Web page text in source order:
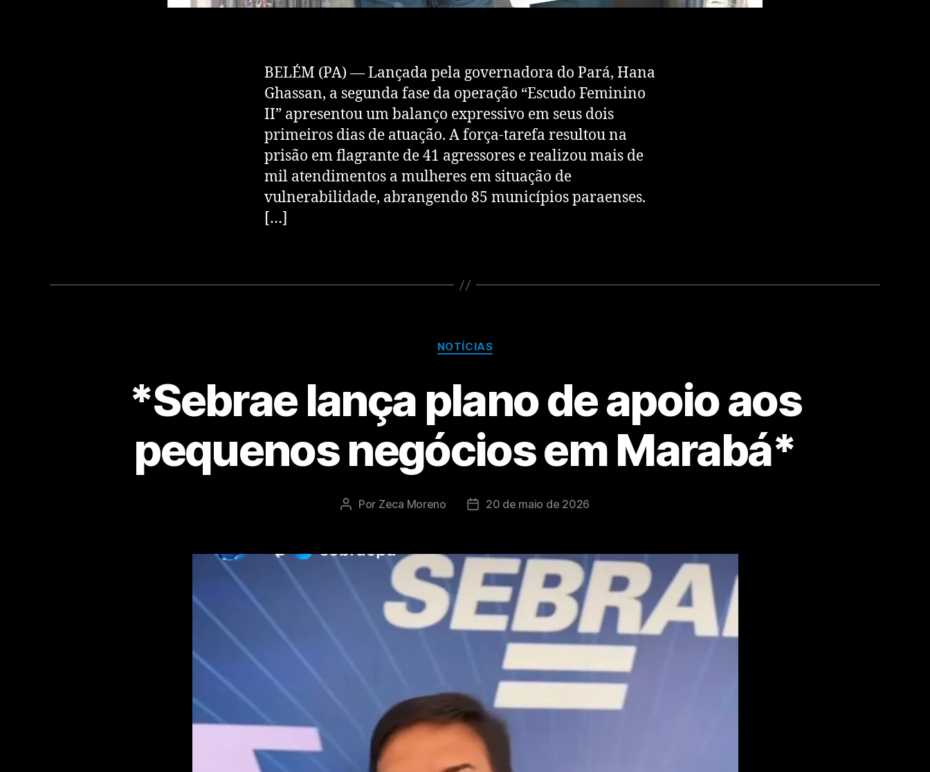
​BELÉM (PA) — Lançada pela governadora do Pará, Hana
Ghassan, a segunda fase da operação “Escudo Feminino
II” apresentou um balanço expressivo em seus dois
primeiros dias de atuação. A força-tarefa resultou na
prisão em flagrante de 41 agressores e realizou mais de
mil atendimentos a mulheres em situação de
vulnerabilidade, abrangendo 85 municípios paraenses.
[…]
NOTÍCIAS
*Sebrae lança plano de apoio aos
pequenos negócios em Marabá*
Por Zeca Moreno 20 de maio de 2026